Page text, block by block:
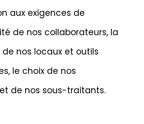
aux exigences de
de nos collaborateurs, la
nos locaux et outils
le choix de nos
de nos sous-traitants.